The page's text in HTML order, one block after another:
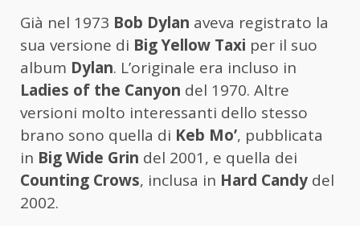
Già nel 1973 Bob Dylan aveva registrato la
sua versione di Big Yellow Taxi per il suo
album Dylan. L’originale era incluso in
Ladies of the Canyon del 1970. Altre
versioni molto interessanti dello stesso
brano sono quella di Keb Mo’, pubblicata
in Big Wide Grin del 2001, e quella dei
Counting Crows, inclusa in Hard Candy del
2002.